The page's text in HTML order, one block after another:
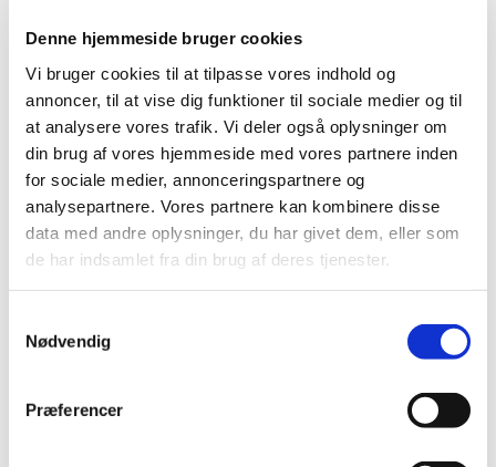
Denne hjemmeside bruger cookies
Vi bruger cookies til at tilpasse vores indhold og
annoncer, til at vise dig funktioner til sociale medier og til
at analysere vores trafik. Vi deler også oplysninger om
din brug af vores hjemmeside med vores partnere inden
for sociale medier, annonceringspartnere og
analysepartnere. Vores partnere kan kombinere disse
data med andre oplysninger, du har givet dem, eller som
de har indsamlet fra din brug af deres tjenester.
Nødvendig
Præferencer
Lægemiddelstyrelsen har besluttet, at Xofluza,
filmovertrukne tabletter med indhold af …
Status på behandlede indberetninger om
formodede bivirkninger ved Vaxzevria, uge 18
|6. maj 2021 |
1.751 indberetninger om formodede bivirkninger ved
Vaxzevria er behandlet. De fleste er kendte og…
Status på behandlede indberetninger om
Moderna, uge 18
358 indberetninger om formodede bivirkninger ved